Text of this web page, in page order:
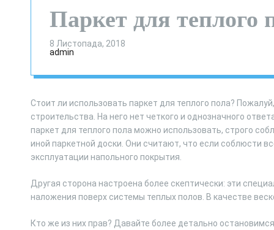
Паркет для теплого
8 Листопада, 2018
admin
Стоит ли использовать паркет для теплого пола?
строительства. На него нет четкого и однозначного
паркет для теплого пола можно использовать, строго
иной паркетной доски. Они считают, что если соблюсти
эксплуатации напольного покрытия.
Другая сторона настроена более скептически: эти
наложения поверх системы теплых полов. В качестве
Кто же из них прав? Давайте более детально